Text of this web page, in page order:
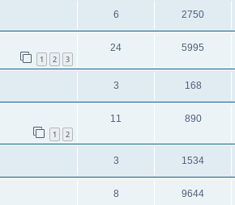
6 2750
1 2 3
24 5995
3 168
1 2
11 890
3 1534
8 9644